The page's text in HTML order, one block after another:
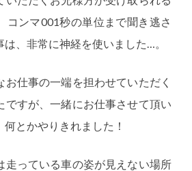
コンマ001秒の単位まで聞き逃さ
、非常に神経を使いました…。
お仕事の一端を担わせていただく
ですが、一緒にお仕事させて頂い
とかやりきれました！
走っている車の姿が見えない場所